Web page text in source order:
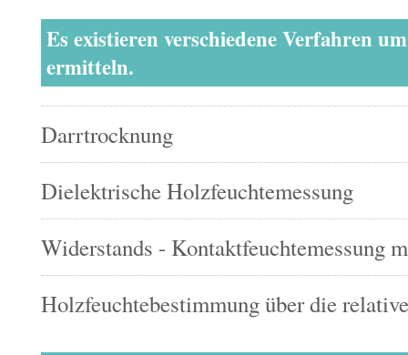
Es existieren verschiedene Verfahren
ermitteln.
Darrtrocknung
Dielektrische Holzfeuchtemessung
Widerstands - Kontaktfeuchtemessung
Holzfeuchtebestimmung über die